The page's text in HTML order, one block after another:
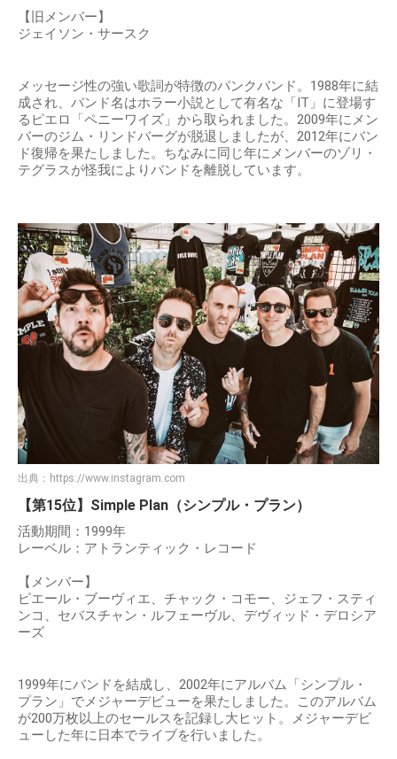
【旧メンバー】
ジェイソン・サースク
メッセージ性の強い歌詞が特徴のパンクバンド。1988年に結
成され、バンド名はホラー小説として有名な「IT」に登場す
るピエロ「ペニーワイズ」から取られました。2009年にメン
バーのジム・リンドバーグが脱退しましたが、2012年にバン
ド復帰を果たしました。ちなみに同じ年にメンバーのゾリ・
テグラスが怪我によりバンドを離脱しています。
出典： https://www.instagram.com
【第15位】Simple Plan（シンプル・プラン）
活動期間：1999年
レーベル：アトランティック・レコード
【メンバー】
ピエール・ブーヴィエ、チャック・コモー、ジェフ・スティ
ンコ、セバスチャン・ルフェーヴル、デヴィッド・デロシア
ーズ
1999年にバンドを結成し、2002年にアルバム「シンプル・
プラン」でメジャーデビューを果たしました。このアルバム
が200万枚以上のセールスを記録し大ヒット。メジャーデビ
ューした年に日本でライブを行いました。